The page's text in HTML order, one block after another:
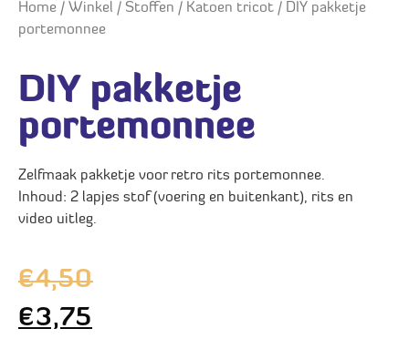
Home / Winkel / Stoffen / Katoen tricot / DIY pakketje
portemonnee
DIY pakketje
portemonnee
Zelfmaak pakketje voor retro rits portemonnee.
Inhoud: 2 lapjes stof (voering en buitenkant), rits en
video uitleg.
€4,50
€3,75